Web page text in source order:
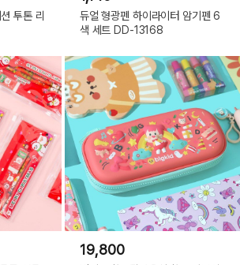
06 포차코
투톤 리
듀얼 형광펜 하이라이터 암기펜 6
색 세트 DD-13168
19,800